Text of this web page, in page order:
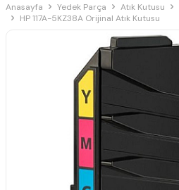
Anasayfa Yedek Parça Atık Kutusu
HP 117A-5KZ38A Orijinal Atık Kutusu